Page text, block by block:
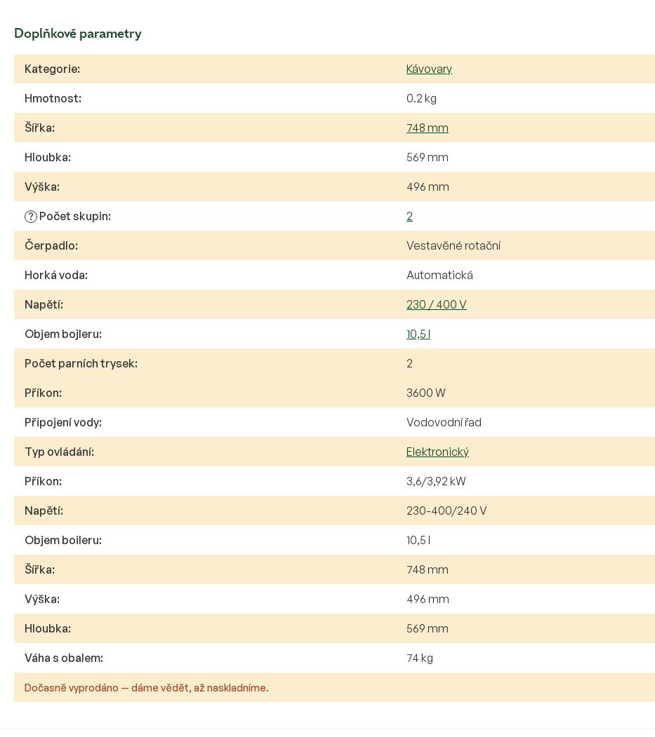
Doplňkové parametry
Kategorie: Kávovary
Hmotnost: 0.2 kg
Šířka: 748 mm
Hloubka: 569 mm
Výška: 496 mm
? Počet skupin: 2
Čerpadlo: Vestavěné rotační
Horká voda: Automatická
Napětí: 230 / 400 V
Objem bojleru: 10,5 l
Počet parních trysek: 2
Příkon: 3600 W
Připojení vody: Vodovodní řad
Typ ovládání: Elektronický
Příkon: 3,6/3,92 kW
Napětí: 230-400/240 V
Objem boileru: 10,5 l
Šířka: 748 mm
Výška: 496 mm
Hloubka: 569 mm
Váha s obalem: 74 kg
Dočasně vyprodáno — dáme vědět, až naskladníme.